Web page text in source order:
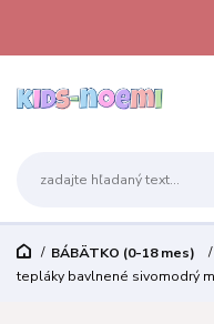
BÁBÄTKO (0-18 mes)
tepláky bavlnené sivomodrý